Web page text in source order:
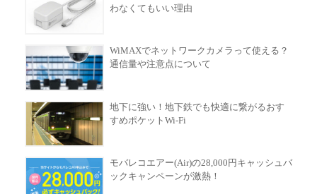
わなくてもいい理由
WiMAXでネットワークカメラって使える？
通信量や注意点について
地下に強い！地下鉄でも快適に繋がるおす
すめポケットWi-Fi
モバレコエアー(Air)の28,000円キャッシュバ
ックキャンペーンが激熱！